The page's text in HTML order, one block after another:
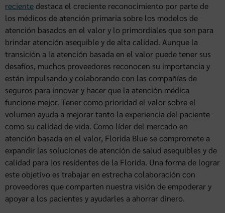
recientedestaca el creciente reconocimiento por parte de
los médicos de atención primaria sobre los modelos de
atención basados en el valor y lo primordiales que son para
brindar atención asequible y de alta calidad. Aunque la
transición a la atención basada en el valor puede tener sus
desafíos, muchos proveedores reconocen su importancia y
están impulsando y colaborando con las compañías de
seguros para innovar y hacer que la atención médica
funcione mejor. Tener como prioridad el valor sobre el
volumen ayuda a mejorar tanto la experiencia del paciente
como su calidad de vida. Como líder del mercado en
atención basada en el valor, Florida Blue se compromete a
expandir las soluciones de atención de salud asequibles y de
calidad para los residentes de la Florida. Una forma de lograr
este objetivo es trabajar en estrecha colaboración con
proveedores que comparten nuestra visión de empoderar y
apoyar a los pacientes y ayudarles a ahorrar dinero.